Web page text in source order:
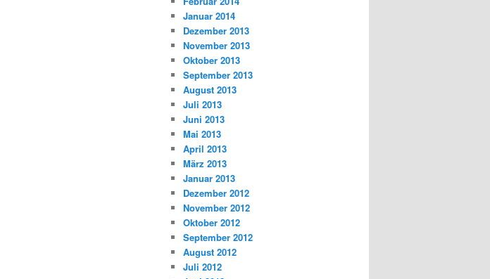
Januar 2014
Dezember 2013
November 2013
Oktober 2013
September 2013
August 2013
Juli 2013
Juni 2013
Mai 2013
April 2013
März 2013
Januar 2013
Dezember 2012
November 2012
Oktober 2012
September 2012
August 2012
Juli 2012